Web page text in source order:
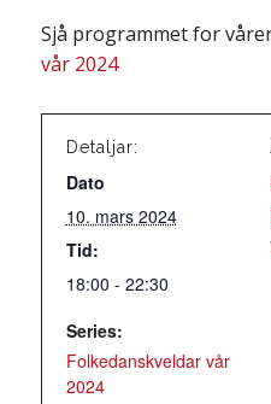
Sjå programmet for
vår 2024
Detaljar:
Dato
10. mars 2024
Tid:
18:00 - 22:30
Series:
Folkedanskveldar vår
2024